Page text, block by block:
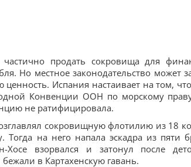
частично продать сокровища для
Но местное законодательство может
ценность. Испания настаивает на том,
Конвенции ООН по морскому
не ратифицировала.
сокровищную флотилию из 18
Тогда на него напала эскадра из пяти
Хосе взорвался и затонул после
в Картахенскую гавань.